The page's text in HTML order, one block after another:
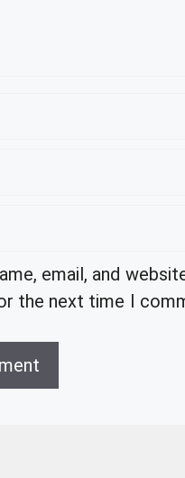
email, and
the next time I